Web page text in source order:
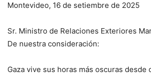
Montevideo, 16 de setiembre de 2025
Sr. Ministro de Relaciones Exteriores
De nuestra consideración:
Gaza vive sus horas más oscuras desde